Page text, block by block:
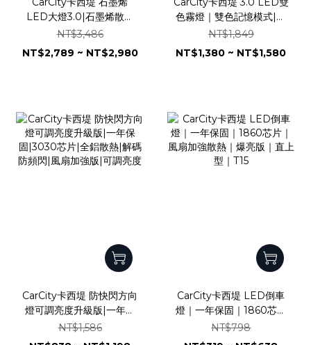
LED大燈3.0|石墨烯散熱
技術|兩年保固|智能溫
控|4580 車規級芯片
NT$3,486
NT$2,789 ~ NT$2,980
色霧燈｜雙色記憶模式|石
墨烯散熱|兩年保固｜1860
芯片｜一體化設計｜H8
NT$1,849
NT$1,380 ~ NT$1,580
CarCity卡西堤 防快閃方向
燈可調亮度升級版|一年保
固|3030芯片|全鋁散熱|解
碼防頻閃|風扇加強版|可調
NT$1,586
CarCity卡西堤 LED倒車
燈｜一年保固｜1860芯片
｜風扇加強散熱｜爆亮版｜
直上型｜T15
NT$798